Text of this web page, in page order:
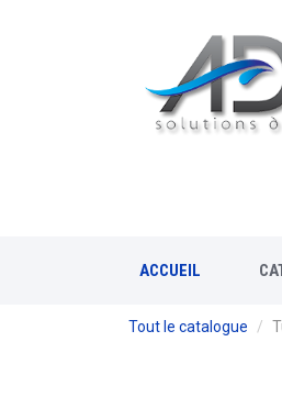
ACCUEIL
Tout le catalogue